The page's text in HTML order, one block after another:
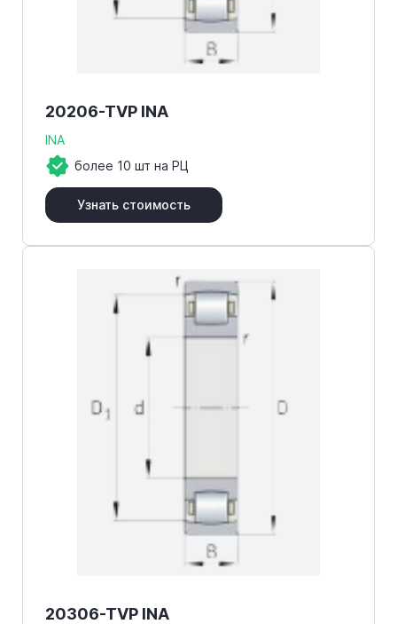
20206-TVP INA
INA
более 10 шт на РЦ
Узнать стоимость
20306-TVP INA